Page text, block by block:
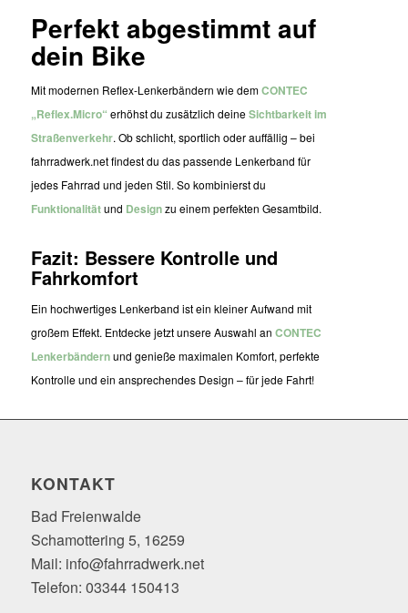
Perfekt abgestimmt auf
dein Bike
Mit modernen Reflex-Lenkerbändern wie demCONTEC
„Reflex.Micro“ erhöhst du zusätzlich deineSichtbarkeit im
Straßenverkehr. Ob schlicht, sportlich oder auffällig – bei
fahrradwerk.net findest du das passende Lenkerband für
jedes Fahrrad und jeden Stil. So kombinierst du
Funktionalitätund Designzu einem perfekten Gesamtbild.
Fazit: Bessere Kontrolle und
Fahrkomfort
Ein hochwertiges Lenkerband ist ein kleiner Aufwand mit
großem Effekt. Entdecke jetzt unsere Auswahl an CONTEC
Lenkerbändernund genieße maximalen Komfort, perfekte
Kontrolle und ein ansprechendes Design – für jede Fahrt!
KONTAKT
Bad Freienwalde
Schamottering 5, 16259
Mail: info@fahrradwerk.net
Telefon: 03344 150413